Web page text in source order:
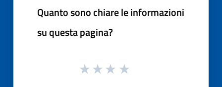
Quanto sono chiare le informazioni
su questa pagina?